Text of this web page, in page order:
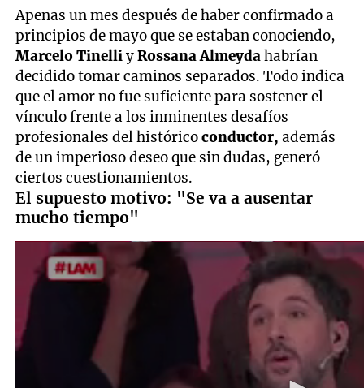
Apenas un mes después de haber confirmado a
principios de mayo que se estaban conociendo,
Marcelo TinelliyRossana Almeydahabrían
decidido tomar caminos separados. Todo indica
que el amor no fue suficiente para sostener el
vínculo frente a los inminentes desafíos
profesionales del históricoconductor,además
de un imperioso deseo que sin dudas, generó
ciertos cuestionamientos.
El supuesto motivo: "Se va a ausentar
mucho tiempo"